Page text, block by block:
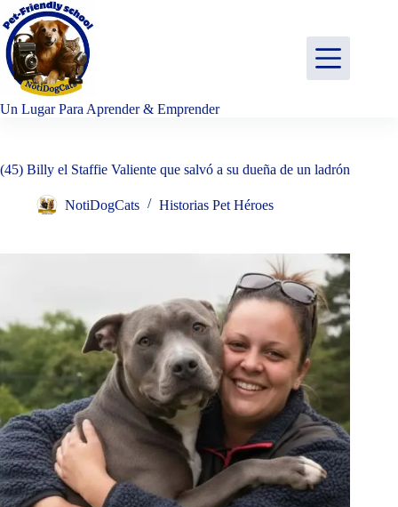
Saltar
al
contenido
Un Lugar Para Aprender & Emprender
(45) Billy el Staffie Valiente que salvó a su dueña de un ladrón
NotiDogCats Historias Pet Héroes